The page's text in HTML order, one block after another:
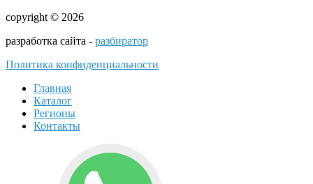
copyright © 2026
разработка сайта - разбиратор
Политика конфиденциальности
Главная
Каталог
Регионы
Контакты